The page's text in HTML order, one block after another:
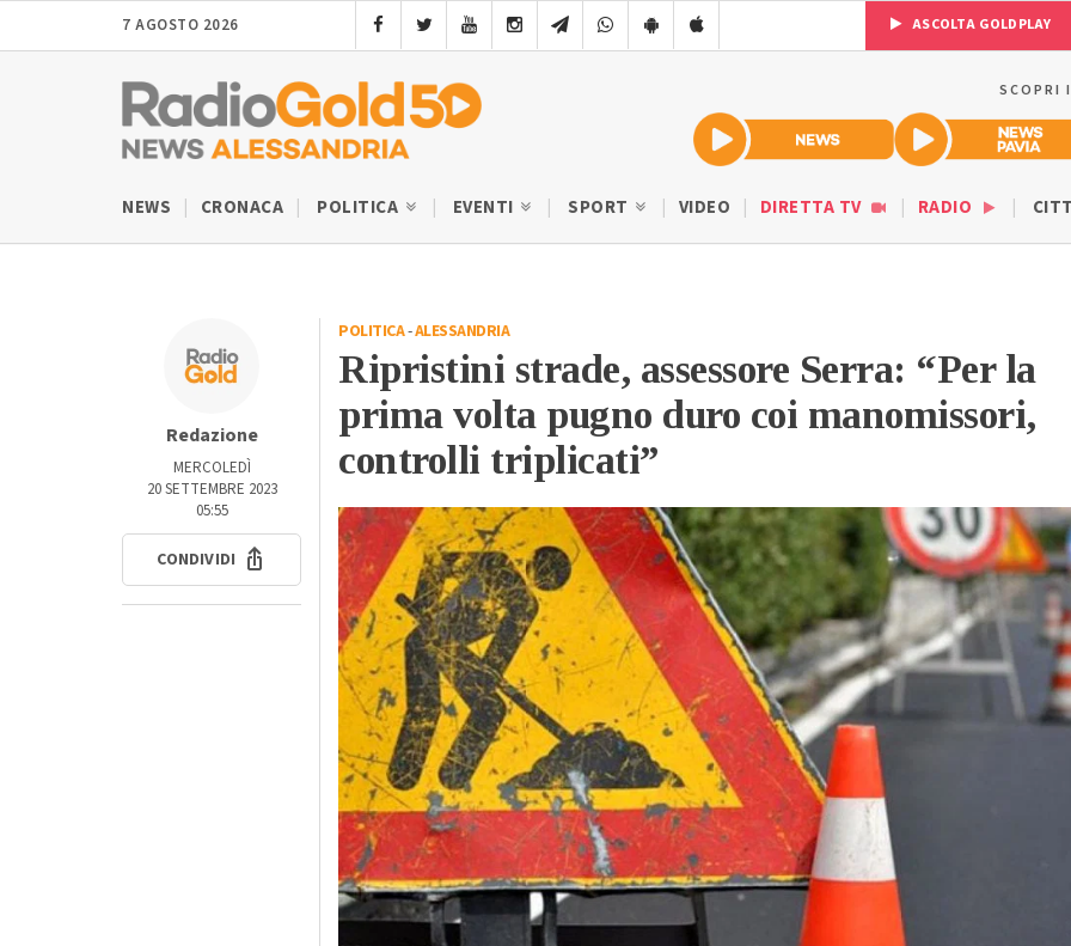
7 AGOSTO 2026 ASCOLTA GOLDPLAY
SCOPRI
NEWS CRONACA POLITICA EVENTI SPORT VIDEO DIRETTA TV RADIO
Redazione
MERCOLEDÌ
20 SETTEMBRE 2023
05:55
CONDIVIDI
POLITICA-ALESSANDRIA
Ripristini strade, assessore Serra: “Per la
prima volta pugno duro coi manomissori,
controlli triplicati”